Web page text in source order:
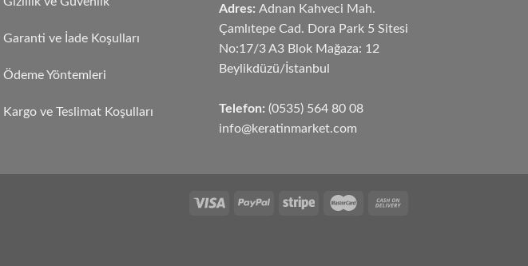
Garanti ve İade Koşulları
Ödeme Yöntemleri
Kargo ve Teslimat Koşulları
Adres: Adnan Kahveci Mah.
Çamlıtepe Cad. Dora Park 5 Sitesi
No:17/3 A3 Blok Mağaza: 12
Beylikdüzü/İstanbul
Telefon: (0535) 564 80 08
info@keratinmarket.com